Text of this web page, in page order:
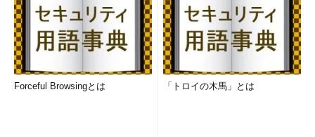
Forceful Browsingとは 「トロイの木馬」とは